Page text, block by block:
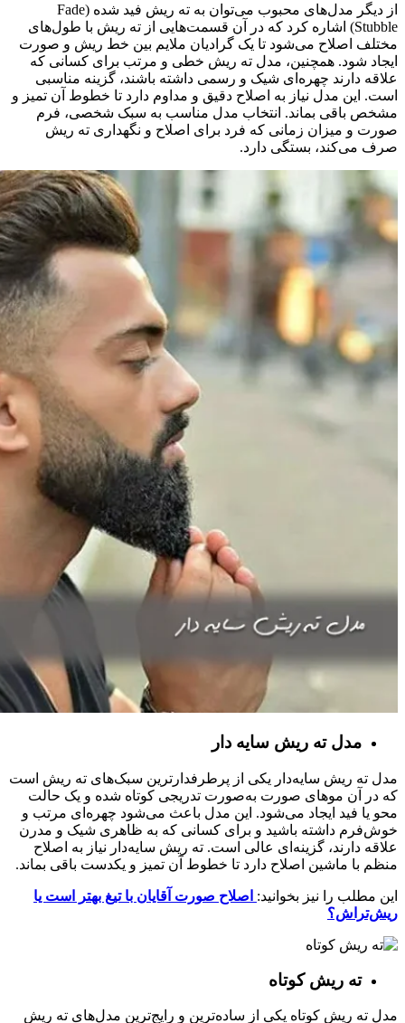
از دیگر مدل‌های محبوب می‌توان به ته ریش فید شده (Fade
Stubble) اشاره کرد که در آن قسمت‌هایی از ته ریش با طول‌های
مختلف اصلاح می‌شود تا یک گرادیان ملایم بین خط ریش و صورت
ایجاد شود. همچنین، مدل ته ریش خطی و مرتب برای کسانی که
علاقه دارند چهره‌ای شیک و رسمی داشته باشند، گزینه مناسبی
است. این مدل نیاز به اصلاح دقیق و مداوم دارد تا خطوط آن تمیز و
مشخص باقی بماند. انتخاب مدل مناسب به سبک شخصی، فرم
صورت و میزان زمانی که فرد برای اصلاح و نگهداری ته ریش
صرف می‌کند، بستگی دارد.
مدل ته ریش سایه‌ دار
مدل ته ریش سایه‌دار یکی از پرطرفدارترین سبک‌های ته ریش است
که در آن موهای صورت به‌صورت تدریجی کوتاه شده و یک حالت
محو یا فید ایجاد می‌شود. این مدل باعث می‌شود چهره‌ای مرتب و
خوش‌فرم داشته باشید و برای کسانی که به ظاهری شیک و مدرن
علاقه دارند، گزینه‌ای عالی است. ته ریش سایه‌دار نیاز به اصلاح
منظم با ماشین اصلاح دارد تا خطوط آن تمیز و یکدست باقی بماند.
این مطلب را نیز بخوانید: اصلاح صورت آقایان با تیغ بهتر است یا
ریش‌تراش؟
ته ریش کوتاه
مدل ته ریش کوتاه یکی از ساده‌ترین و رایج‌ترین مدل‌های ته ریش